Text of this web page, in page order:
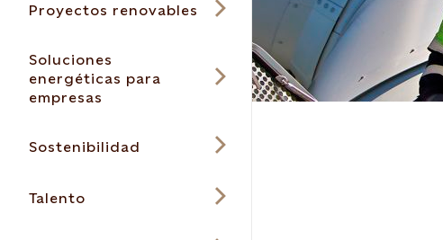
Proyectos renovables
Soluciones
energéticas para
empresas
Sostenibilidad
Talento